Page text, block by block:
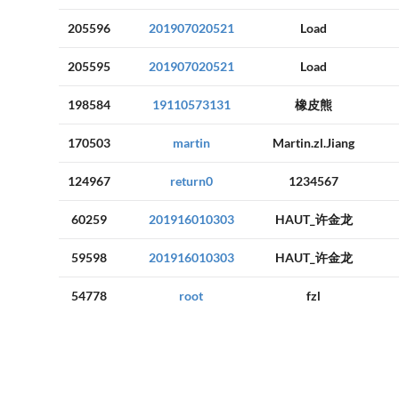
205596 201907020521 Load
205595 201907020521 Load
198584 19110573131 橡皮熊
170503 martin Martin.zl.Jiang
124967 return0 1234567
60259 201916010303 HAUT_许金龙
59598 201916010303 HAUT_许金龙
54778 root fzl